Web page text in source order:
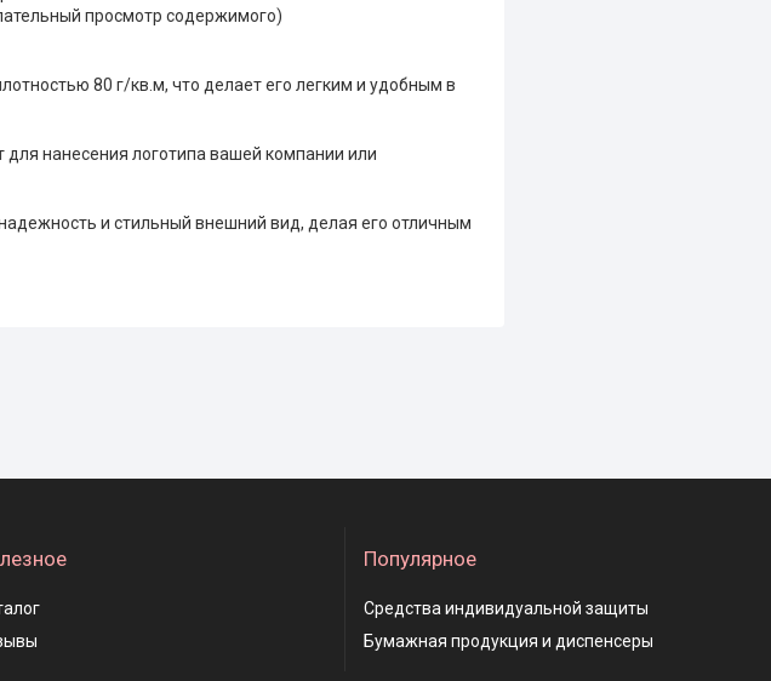
просмотр содержимого)
80 г/кв.м, что делает его легким и удобным в
нанесения логотипа вашей компании или
и стильный внешний вид, делая его отличным
Популярное
Средства индивидуальной защиты
Бумажная продукция и диспенсеры